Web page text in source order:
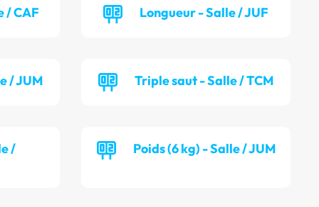
/ CAF Longueur - Salle / JUF
/ JUM Triple saut - Salle / TCM
/
Poids (6 kg) - Salle / JUM